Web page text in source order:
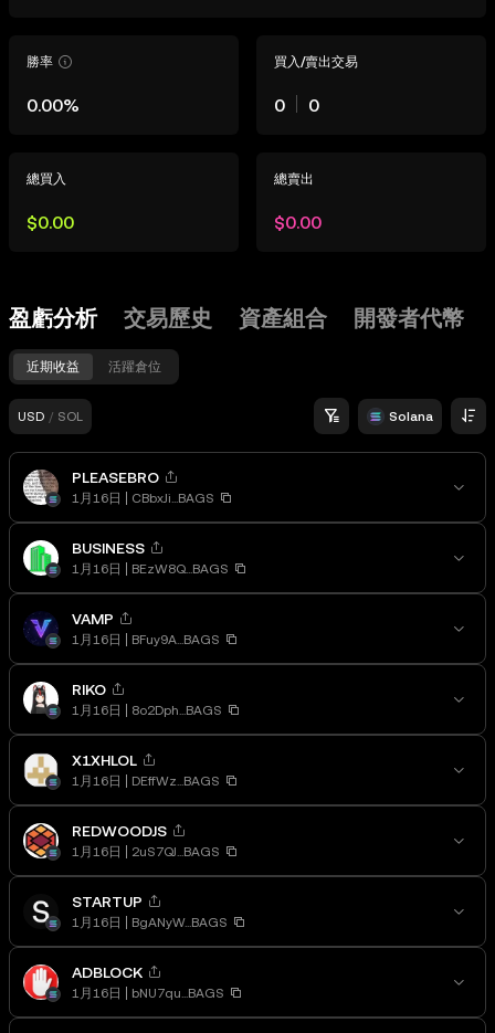
勝率
0.00%
買入/賣出交易
0 0
總買入
$0.00
總賣出
$0.00
盈虧分析 交易歷史 資產組合 開發者代幣
近期收益 活躍倉位
USD / SOL Solana
PLEASEBRO
1月16日 CBbxJi...BAGS
BUSINESS
1月16日 BEzW8Q...BAGS
VAMP
1月16日 BFuy9A...BAGS
RIKO
1月16日 8o2Dph...BAGS
X1XHLOL
1月16日 DEffWz...BAGS
REDWOODJS
1月16日 2uS7QJ...BAGS
STARTUP
1月16日 BgANyW...BAGS
ADBLOCK
1月16日 bNU7qu...BAGS